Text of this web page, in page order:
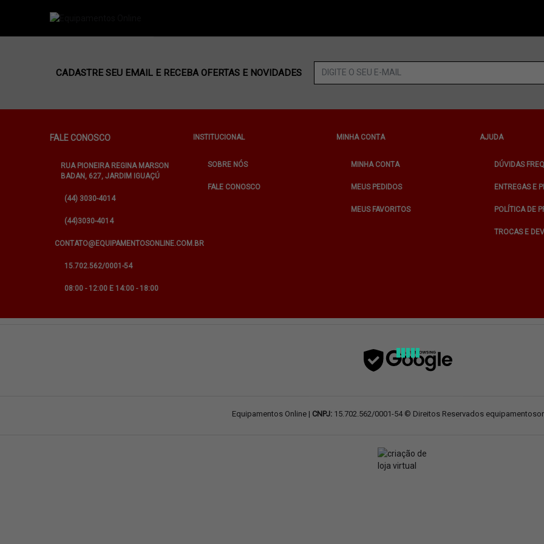
CADASTRE SEU EMAIL E RECEBA OFERTAS E NOVIDADES
FALE CONOSCO
RUA PIONEIRA REGINA MARSON
BADAN, 627, JARDIM IGUAÇÚ
(44) 3030-4014
(44)3030-4014
CONTATO@EQUIPAMENTOSONLINE.COM.BR
15.702.562/0001-54
08:00 - 12:00 E 14:00 - 18:00
INSTITUCIONAL
SOBRE NÓS
FALE CONOSCO
MINHA CONTA
MINHA CONTA
MEUS PEDIDOS
MEUS FAVORITOS
AJUDA
DÚVIDAS
ENTREGAS E
POLÍTICA DE
TROCAS E
Equipamentos Online | CNPJ:15.702.562/0001-54 © Direitos Reservados